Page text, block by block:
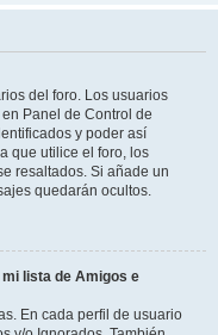
del foro. Los usuarios
Panel de Control de
y poder así
que utilice el foro, los
resaltados. Si añade un
quedarán ocultos.
lista de Amigos e
En cada perfil de usuario